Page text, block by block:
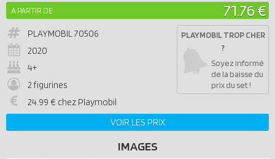
A PARTIR DE 71.76 €
PLAYMOBIL70506
2020
4+
2 figurines
24.99 € chez Playmobil
PLAYMOBIL TROP CHER
?
Soyez informé
de la baisse du
prix du set !
VOIR LES PRIX
IMAGES